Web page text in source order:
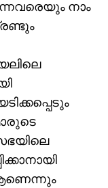
നാം
ആണെന്നും